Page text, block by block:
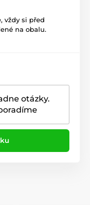
vždy si před
na obalu.
otázky.